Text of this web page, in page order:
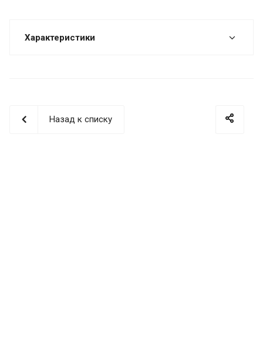
Характеристики
Назад к списку